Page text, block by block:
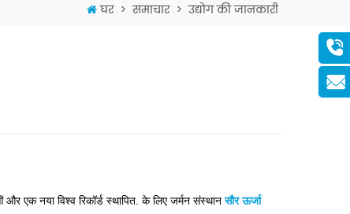
घर > समाचार > उद्योग की जानकारी
एक नया विश्व रिकॉर्ड स्थापित. के लिए जर्मन संस्थानसौर ऊर्जा